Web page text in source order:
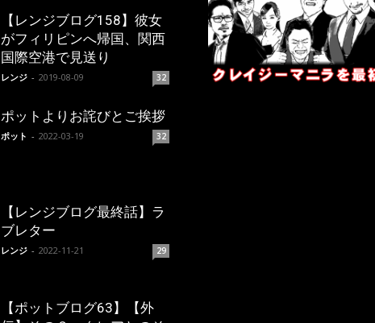
【レンジブログ158】彼女
がフィリピンへ帰国、関西
国際空港で見送り
レンジ - 2019-08-09 32
ポットよりお詫びとご挨拶
ポット - 2022-03-19 32
【レンジブログ最終話】ラ
ブレター
レンジ - 2022-11-21 29
【ポットブログ63】【外